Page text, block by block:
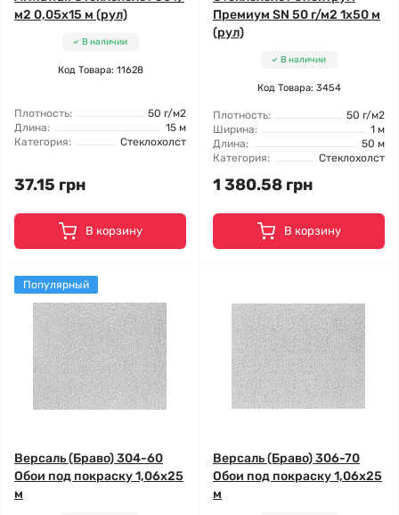
м2 0,05x15 м (рул)
В наличии
Код Товара: 11628
Плотность:
50 г/м2
Длина:
15 м
Категория:
Стеклохолст
37.15 грн
В корзину
Премиум SN 50 г/м2 1x50 м
(рул)
В наличии
Код Товара: 3454
Плотность:
50 г/м2
Ширина:
1 м
Длина:
50 м
Категория:
Стеклохолст
1 380.58 грн
В корзину
Популярный
Версаль (Браво) 304-60
Обои под покраску 1,06x25
м
Версаль (Браво) 306-70
Обои под покраску 1,06x25
м